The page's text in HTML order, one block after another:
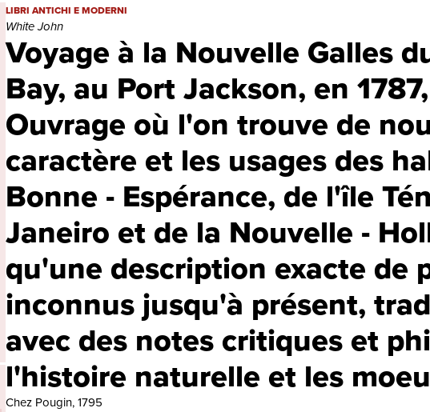
Voyage à la Nouvelle Galles
Bay, au Port Jackson, en
Ouvrage où l'on trouve de
caractère et les usages des
Bonne - Espérance, de l'île
Janeiro et de la Nouvelle -
qu'une description exacte de
inconnus jusqu'à présent,
avec des notes critiques et
l'histoire naturelle et les
Voyage à la Nouvelle Galles du Sud, a Botany Bay, au Port Jackson, en 1787,
LIBRI ANTICHI E MODERNI
White John
Chez Pougin, 1795